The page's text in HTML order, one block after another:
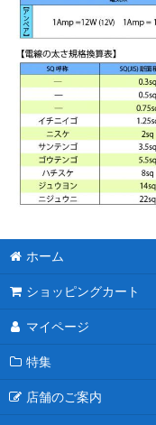
ホーム
ショッピングカート
マイページ
特集
店舗のご案内